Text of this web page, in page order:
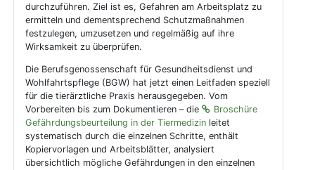
durchzuführen. Ziel ist es, Gefahren am Arbeitsplatz zu
ermitteln und dementsprechend Schutzmaßnahmen
festzulegen, umzusetzen und regelmäßig auf ihre
Wirksamkeit zu überprüfen.
Die Berufsgenossenschaft für Gesundheitsdienst und
Wohlfahrtspflege (BGW) hat jetzt einen Leitfaden speziell
für die tierärztliche Praxis herausgegeben. Vom
Vorbereiten bis zum Dokumentieren – die
Broschüre
Gefährdungsbeurteilung in der Tiermedizin leitet
systematisch durch die einzelnen Schritte, enthält
Kopiervorlagen und Arbeitsblätter, analysiert
übersichtlich mögliche Gefährdungen in den einzelnen